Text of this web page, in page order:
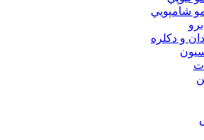
شامپويي
و دکلره